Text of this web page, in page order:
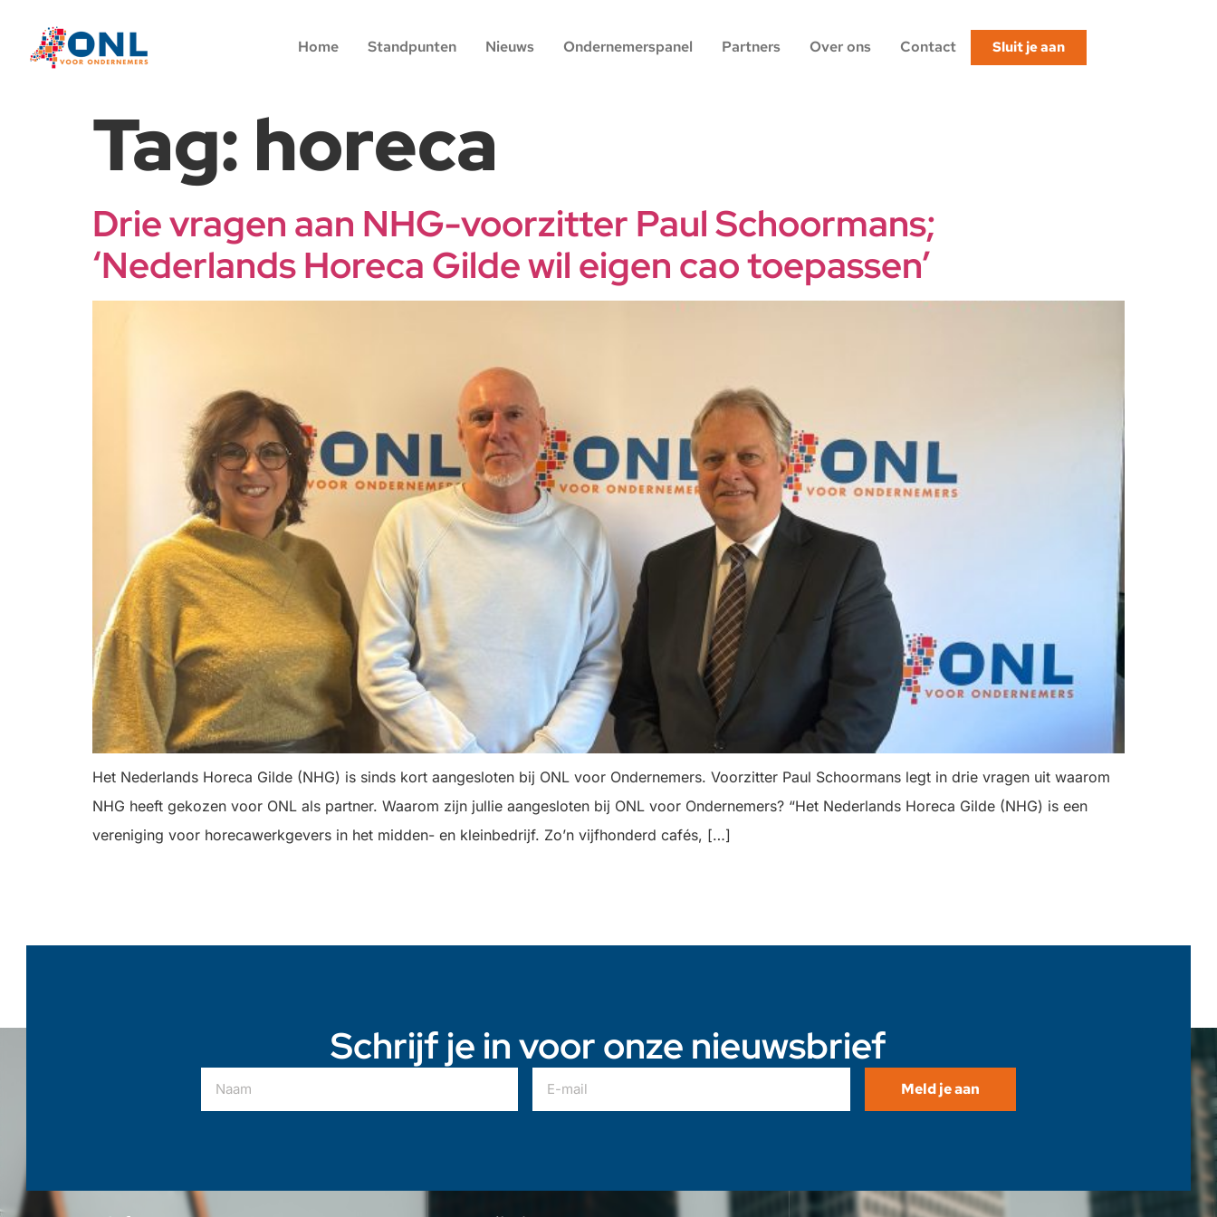
Home Standpunten Nieuws Ondernemerspanel Partners Over ons Contact Sluit je aan
Tag: horeca
Drie vragen aan NHG-voorzitter Paul Schoormans;
‘Nederlands Horeca Gilde wil eigen cao toepassen’
Het Nederlands Horeca Gilde (NHG) is sinds kort aangesloten bij ONL voor Ondernemers. Voorzitter Paul Schoormans legt in drie vragen uit waarom
NHG heeft gekozen voor ONL als partner. Waarom zijn jullie aangesloten bij ONL voor Ondernemers? “Het Nederlands Horeca Gilde (NHG) is een
vereniging voor horecawerkgevers in het midden- en kleinbedrijf. Zo’n vijfhonderd cafés, […]
Schrijf je in voor onze nieuwsbrief
Meld je aan